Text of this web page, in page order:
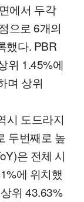
에서 두각
으로 6개의
했다. PBR
위 1.45%에
며 상위
시 도드라지
두번째로 높
은 전체 시
에 위치했
위 43.63%